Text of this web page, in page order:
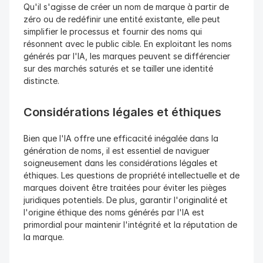
Qu'il s'agisse de créer un nom de marque à partir de
zéro ou de redéfinir une entité existante, elle peut
simplifier le processus et fournir des noms qui
résonnent avec le public cible. En exploitant les noms
générés par l'IA, les marques peuvent se différencier
sur des marchés saturés et se tailler une identité
distincte.
Considérations légales et éthiques
Bien que l'IA offre une efficacité inégalée dans la
génération de noms, il est essentiel de naviguer
soigneusement dans les considérations légales et
éthiques. Les questions de propriété intellectuelle et de
marques doivent être traitées pour éviter les pièges
juridiques potentiels. De plus, garantir l'originalité et
l'origine éthique des noms générés par l'IA est
primordial pour maintenir l'intégrité et la réputation de
la marque.